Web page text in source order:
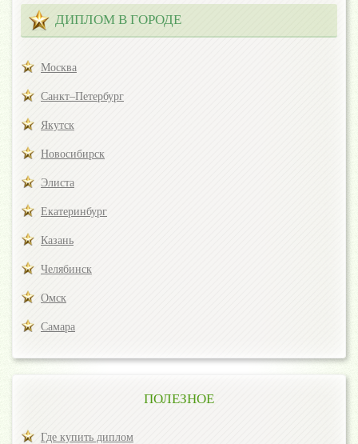
ДИПЛОМ В ГОРОДЕ
Москва
Санкт–Петербург
Якутск
Новосибирск
Элиста
Екатеринбург
Казань
Челябинск
Омск
Самара
ПОЛЕЗНОЕ
Где купить диплом